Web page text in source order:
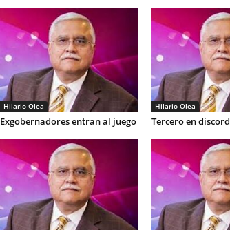
Hilario Olea
Exgobernadores entran al juego
Hilario Olea
Tercero en